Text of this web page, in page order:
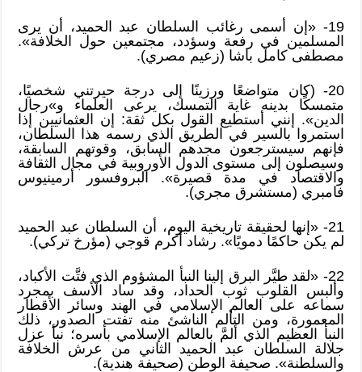
19- «إن أسمى رغائب السلطان عبد الحميد، أن يرى
المسلمين في رفعة وسؤدد، مجتمعين حول الخلافة».
مصطفى كامل باشا (زعيم مصري).
20- (كان متواضعًا ورزينًا إلى درجة حيرتني شخصيًا،
متمسكًا بدينه غاية التمسك، يرعى العلماء و»رجال
الدين». إنني أستطيع القول بكل ثقة: إن العثمانيين إذا
استمروا بالسير في الطريق الذي رسمه هذا السلطان،
فإنهم سيسترجعون مجدهم السابق، وقوتهم السابقة،
وسيصلون إلى مستوى الدول الأوروبية في مجال الثقافة
والاقتصاد في مدة قصيرة». البروفسور أرمينيوس
فامبري (مستشرق مجري).
21- «إنها لحقيقة تاريخية اليوم، أن السلطان عبد الحميد
لم يكن حاكمًا دمويًا». رشاد أكرم قوجي (مؤرخ تركي).
22- «لقد طيَّر البرق إلينا النبأ المشؤوم الذي فتَّت الأكباد،
وألبس القلوب ثوب الحداد، وقد ساد الأسف بمجرد
سماعه على العالم الإسلامي في الهند وسائر الأقطار
المعمورة، ومن التألم الناشئ منه تفتت الصدور، ذلك
النبأ العظيم الذي ألمَّ بالعالم الإسلامي بأسره؛ نبأ عزل
جلالة السلطان عبد الحميد الثاني من عرش الخلافة
والسلطنة». صحيفة الوطن (صحيفة هندية).